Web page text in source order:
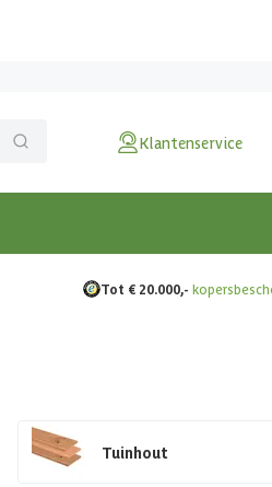
Klantenservice
Tot € 20.000,-
Tuinhout